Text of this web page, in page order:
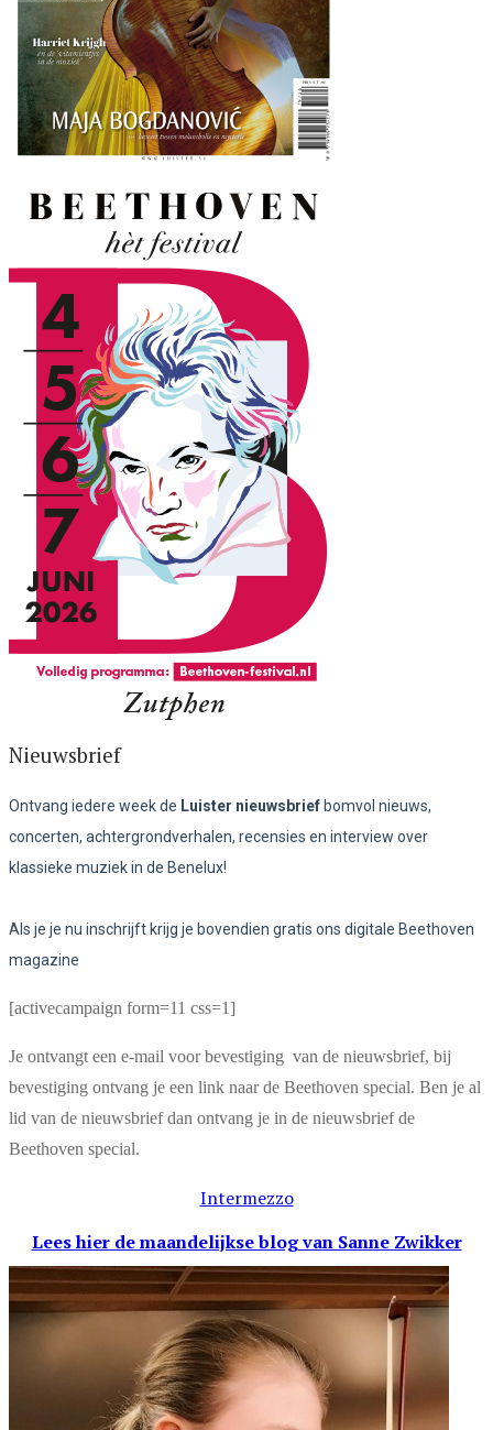
Nieuwsbrief
Ontvang iedere week de Luister nieuwsbrief bomvol nieuws,
concerten, achtergrondverhalen, recensies en interview over
klassieke muziek in de Benelux!
Als je je nu inschrijft krijg je bovendien gratis ons digitale Beethoven
magazine
[activecampaign form=11 css=1]
Je ontvangt een e-mail voor bevestiging van de nieuwsbrief, bij
bevestiging ontvang je een link naar de Beethoven special. Ben je al
lid van de nieuwsbrief dan ontvang je in de nieuwsbrief de
Beethoven special.
Intermezzo
Lees hier de maandelijkse blogvan Sanne Zwikker